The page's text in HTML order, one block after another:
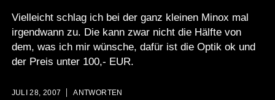
Vielleicht schlag ich bei der ganz kleinen Minox mal
irgendwann zu. Die kann zwar nicht die Hälfte von
dem, was ich mir wünsche, dafür ist die Optik ok und
der Preis unter 100,- EUR.
JULI 28, 2007 ANTWORTEN